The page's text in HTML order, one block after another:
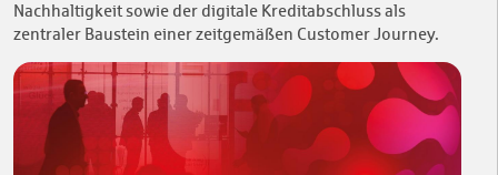
Nachhaltigkeit sowie der digitale Kreditabschluss als
zentraler Baustein einer zeitgemäßen Customer Journey.